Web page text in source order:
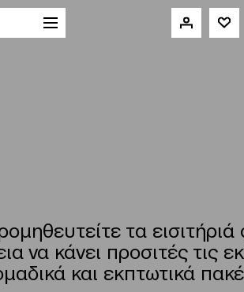
τα εισιτήριά
κάνει προσιτές τις
και εκπτωτικά